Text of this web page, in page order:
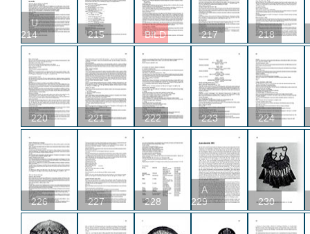
U
214
215 BILD 217 218
220 221 222 223 224
226 227 228
A
229
230